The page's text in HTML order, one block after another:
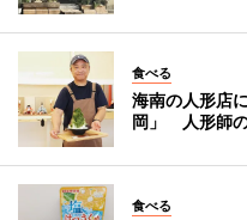
食べる
海南の人形店
岡」 人形師
食べる